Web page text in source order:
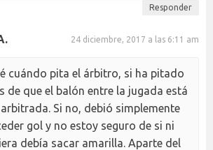
Responder
24 diciembre, 2017 a las 6:11 am
cuándo pita el árbitro, si ha pitado
de que el balón entre la jugada está
arbitrada. Si no, debió simplemente
gol y no estoy seguro de si ni
debía sacar amarilla. Aparte del